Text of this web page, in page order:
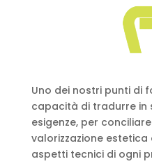
Uno dei nostri punti di
capacità di tradurre in
esigenze, per
valorizzazione estetica
aspetti tecnici di ogni